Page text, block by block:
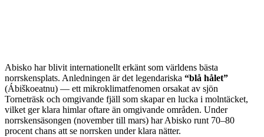
Abisko har blivit internationellt erkänt som världens bästa
norrskensplats. Anledningen är det legendariska “blå hålet”
(Ábiškoeatnu) — ett mikroklimatfenomen orsakat av sjön
Torneträsk och omgivande fjäll som skapar en lucka i molntäcket,
vilket ger klara himlar oftare än omgivande områden. Under
norrskensäsongen (november till mars) har Abisko runt 70–80
procent chans att se norrsken under klara nätter.